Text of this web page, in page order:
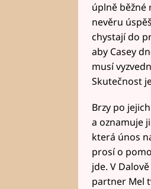
úplně běžné
nevěru
chystají do
aby Casey
musí
Skutečnost
Brzy po
a oznamuje
která únos
prosí o
jde. V
partner Mel